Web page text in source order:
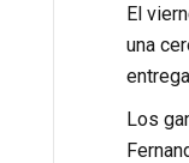
El
una
Los